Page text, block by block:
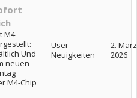
M4-
Und
neuen
M4-Chip
User-
Neuigkeiten
2. März
2026